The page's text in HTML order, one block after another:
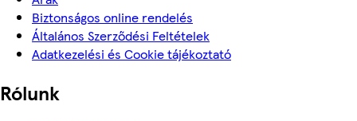
Biztonságos online rendelés
Általános Szerződési Feltételek
Adatkezelési és Cookie tájékoztató
Rólunk